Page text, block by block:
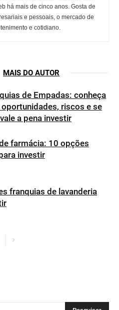
há mais de cinco anos. Gosta de
e pessoais, o mercado de
e cotidiano.
MAIS DO AUTOR
de Empadas: conheça
riscos e se
a pena investir
farmácia: 10 opções
investir
franquias de lavanderia